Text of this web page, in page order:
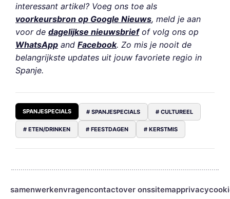
interessant artikel? Voeg ons toe als
voorkeursbron op Google Nieuws, meld je aan
voor de dagelijkse nieuwsbriefof volg ons op
WhatsApp and Facebook. Zo mis je nooit de
belangrijkste updates uit jouw favoriete regio in
Spanje.
SPANJESPECIALS # SPANJESPECIALS # CULTUREEL
# ETEN/DRINKEN # FEESTDAGEN # KERSTMIS
samenwerkenvragencontactover onssitemapprivacy